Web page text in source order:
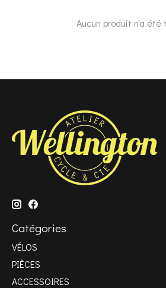
Aucun produit n'a été
Catégories
VÉLOS
PIÈCES
ACCESSOIRES